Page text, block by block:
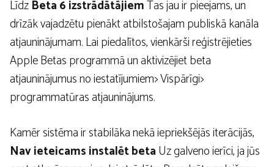
LīdzBeta 6 izstrādātājiemTas jau ir pieejams, un
drīzāk vajadzētu pienākt atbilstošajam publiskā kanāla
atjauninājumam. Lai piedalītos, vienkārši reģistrējieties
Apple Betas programmā un aktivizējiet beta
atjauninājumus no iestatījumiem> Vispārīgi>
programmatūras atjauninājums.
Kamēr sistēma ir stabilāka nekā iepriekšējās iterācijās,
Nav ieteicams instalēt betaUz galveno ierīci, ja jūs